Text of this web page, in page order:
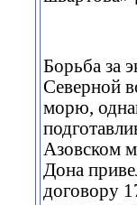
Борьба за
Северной
морю,
Азовском
Дона
договору